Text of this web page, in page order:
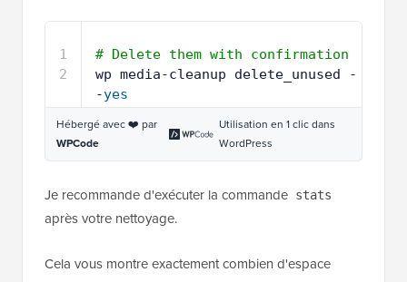
1
# Delete them with confirmation
wp media-cleanup delete_unused -
-
Hébergé avec ❤️ par
Utilisation en 1 clic dans
après votre nettoyage.